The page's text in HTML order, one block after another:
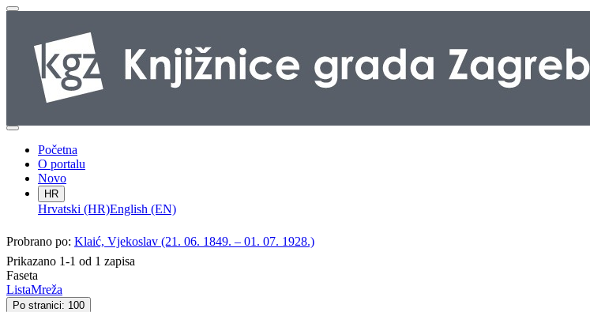
Početna
O portalu
Novo
HR
Hrvatski (HR)English (EN)
Probrano po: Klaić, Vjekoslav (21. 06. 1849. – 01. 07. 1928.)
Prikazano 1-1 od 1 zapisa
Faseta
ListaMreža
Po stranici: 100